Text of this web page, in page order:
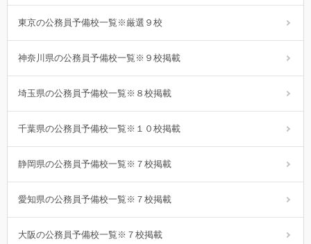
東京の公務員予備校一覧※厳選９校
神奈川県の公務員予備校一覧※９校掲載
埼玉県の公務員予備校一覧※８校掲載
千葉県の公務員予備校一覧※１０校掲載
静岡県の公務員予備校一覧※７校掲載
愛知県の公務員予備校一覧※７校掲載
大阪の公務員予備校一覧※７校掲載